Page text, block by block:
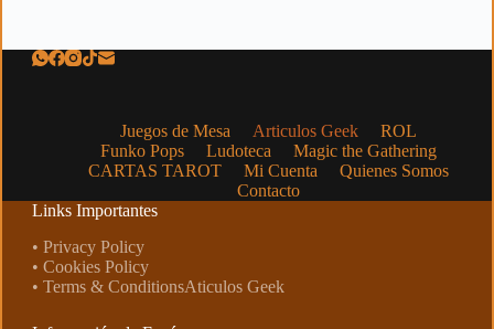
Juegos de Mesa Articulos Geek
ROL
Funko Pops
Ludoteca
Magic the Gathering
CARTAS TAROT
Mi Cuenta
Quienes Somos
Contacto
Links Importantes
• Privacy Policy
• Cookies Policy
• Terms & ConditionsAticulos Geek